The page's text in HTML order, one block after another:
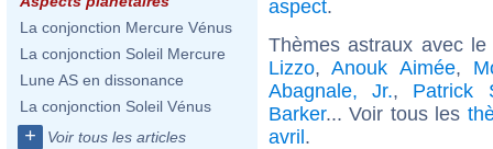
La conjonction Mercure Vénus
La conjonction Soleil Mercure
Lune AS en dissonance
La conjonction Soleil Vénus
+ Voir tous les articles
aspect.
Thèmes astraux avec
Lizzo,Anouk Aimée,
Abagnale, Jr., Patrick
Barker... Voir tous les
avril.